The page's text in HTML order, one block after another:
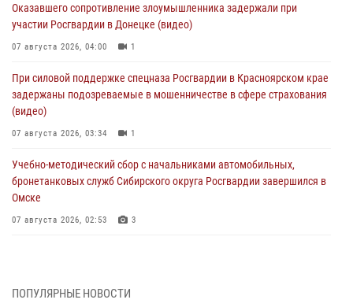
Оказавшего сопротивление злоумышленника задержали при
участии Росгвардии в Донецке (видео)
07 августа 2026, 04:00 1
При силовой поддержке спецназа Росгвардии в Красноярском крае
задержаны подозреваемые в мошенничестве в сфере страхования
(видео)
07 августа 2026, 03:34 1
Учебно-методический сбор с начальниками автомобильных,
бронетанковых служб Сибирского округа Росгвардии завершился в
Омске
07 августа 2026, 02:53 3
ПОПУЛЯРНЫЕ НОВОСТИ